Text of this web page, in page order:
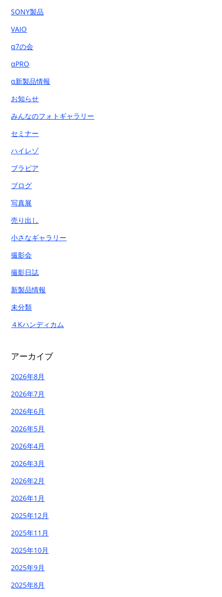
SONY製品
VAIO
α7の会
αPRO
α新製品情報
お知らせ
みんなのフォトギャラリー
セミナー
ハイレゾ
ブラビア
ブログ
写真展
売り出し
小さなギャラリー
撮影会
撮影日誌
新製品情報
未分類
４Kハンディカム
アーカイブ
2026年8月
2026年7月
2026年6月
2026年5月
2026年4月
2026年3月
2026年2月
2026年1月
2025年12月
2025年11月
2025年10月
2025年9月
2025年8月